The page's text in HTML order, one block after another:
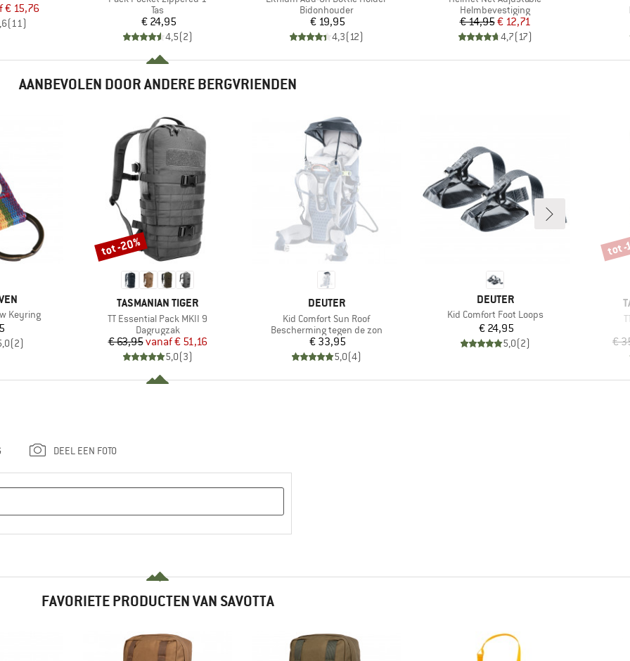
prijs
€ 15,76
(11)
Productgroep
Tas
Prijs
€ 24,95
4,5(2)
Productgroep
Bidonhouder
Prijs
€ 19,95
4,3(12)
Productgroep
Helmbevestiging
Prijs
€ 14,95Verlaagde prijs
€ 12,71
4,7(17)
AANBEVOLEN DOOR ANDERE BERGVRIENDEN
Keyring
(2)
MERK
TASMANIAN TIGER
Artikel
TT Essential Pack MKII 9
Productgroep
Dagrugzak
Prijs
€ 63,95 Verlaagde prijs
vanaf€ 51,16
5,0(3)
Korting
tot -20%
MERK
DEUTER
Artikel
Kid Comfort Sun Roof
Productgroep
Bescherming tegen de zon
Prijs
€ 33,95
5,0(4)
MERK
DEUTER
Artikel
Kid Comfort Foot Loops
Prijs
€ 24,95
5,0(2) €
tot -
DEEL EEN FOTO
FAVORIETE PRODUCTEN VAN SAVOTTA